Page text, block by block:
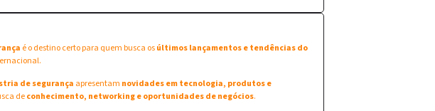
é o destino certo para quem busca osúltimos lançamentos e tendências do
de segurança apresentam novidades em tecnologia, produtos e
deconhecimento, networking e oportunidades de negócios.